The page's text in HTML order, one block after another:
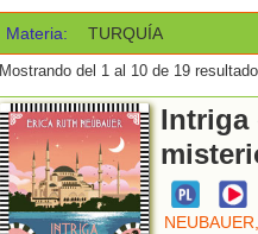
Materia: TURQUÍA
Mostrando del 1 al 10 de 19